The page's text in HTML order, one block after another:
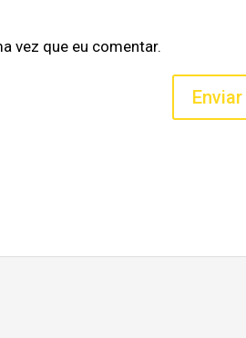
vez que eu comentar.